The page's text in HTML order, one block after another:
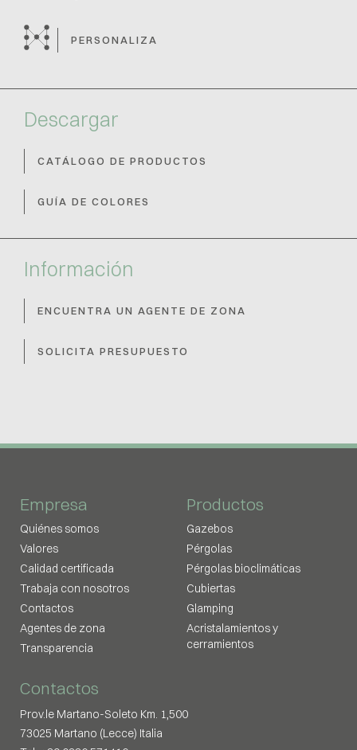
PERSONALIZA
Descargar
CATÁLOGO DE PRODUCTOS
GUÍA DE COLORES
Información
ENCUENTRA UN AGENTE DE ZONA
SOLICITA PRESUPUESTO
Empresa
Quiénes somos
Valores
Calidad certificada
Trabaja con nosotros
Contactos
Agentes de zona
Transparencia
Productos
Gazebos
Pérgolas
Pérgolas bioclimáticas
Cubiertas
Glamping
Acristalamientos y
cerramientos
Contactos
Prov.le Martano-Soleto Km. 1,500
73025 Martano (Lecce) Italia